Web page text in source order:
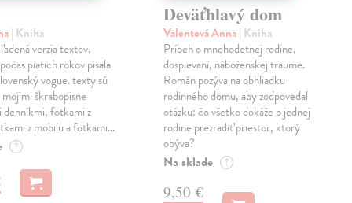
| Kniha
verzia textov,
piatich rokov písala
vogue. texty sú
škrabopisne
denníkmi, fotkami z
z mobilu a fotkami…
?
Deväťhlavý dom
Valentová Anna| Kniha
Príbeh o mnohodetnej rodine,
dospievaní, náboženskej traume.
Román pozýva na obhliadku
rodinného domu, aby zodpovedal
otázku: čo všetko dokáže o jednej
rodine prezradiť priestor, ktorý
obýva?
Na sklade ?
9,50 €